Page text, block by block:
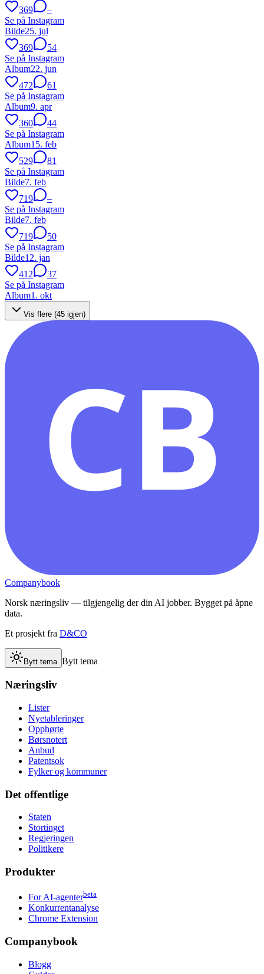
369
–
Se på Instagram
Bilde25. jul
369
54
Se på Instagram
Album22. jun
472
61
Se på Instagram
Album9. apr
360
44
Se på Instagram
Album15. feb
529
81
Se på Instagram
Bilde7. feb
719
–
Se på Instagram
Bilde7. feb
719
50
Se på Instagram
Bilde12. jan
412
37
Se på Instagram
Album1. okt
Vis flere (45 igjen)
CB
Companybook
Norsk næringsliv — tilgjengelig der din AI jobber. Bygget på åpne
data.
Et prosjekt fra D&CO
Bytt tema Bytt tema
Næringsliv
Lister
Nyetableringer
Opphørte
Børsnotert
Anbud
Patentsok
Fylker og kommuner
Det offentlige
Staten
Stortinget
Regjeringen
Politikere
Produkter
For AI-agenterbeta
Konkurrentanalyse
Chrome Extension
Companybook
Blogg